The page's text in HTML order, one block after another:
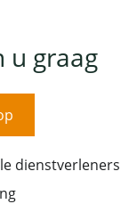
u graag
dienstverleners